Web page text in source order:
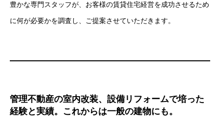
豊かな専門スタッフが、お客様の賃貸住宅経営を成功させるため
に何が必要かを調査し、ご提案させていただきます。
管理不動産の室内改装、設備リフォームで培った
経験と実績。これからは一般の建物にも。